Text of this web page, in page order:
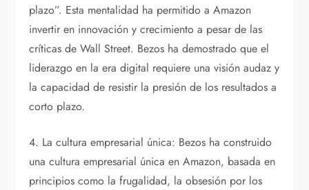
plazo”. Esta mentalidad ha permitido a Amazon
invertir en innovación y crecimiento a pesar de las
críticas de Wall Street. Bezos ha demostrado que el
liderazgo en la era digital requiere una visión audaz y
la capacidad de resistir la presión de los resultados a
corto plazo.
4. La cultura empresarial única: Bezos ha construido
una cultura empresarial única en Amazon, basada en
principios como la frugalidad, la obsesión por los